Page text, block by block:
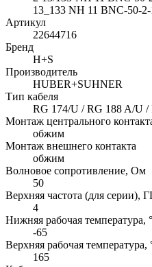
13_133 NH 11 BNC-50-
Артикул
22644716
Бренд
H+S
Производитель
HUBER+SUHNER
Тип кабеля
RG 174/U / RG 188 A/U
Монтаж центрального
обжим
Монтаж внешнего контакта
обжим
Волновое сопротивление, Ом
50
Верхняя частота (для серии),
4
Нижняя рабочая температура,
-65
Верхняя рабочая температура,
165